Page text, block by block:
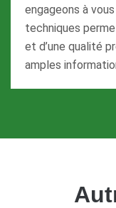
engageons à
techniques
et d’une qualité
amples